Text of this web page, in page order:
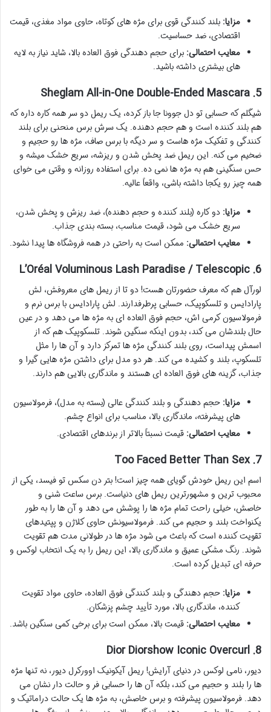
مزایا: بلند کنندگی قوی برای مژه های کوتاه، حاوی مواد مغذی، قیمت
اقتصادی، ضد حساسیت.
معایب احتمالی: برای حجم دهندگی فوق العاده بالا، شاید نیاز به لایه
های بیشتری داشته باشید.
5. Sheglam All-in-One Double-Ended Mascara
شیگلم که حسابی تو دل جوونا جا باز کرده، یک ریمل دو سر همه کاره داره که
هم بلند کننده است و هم حجم دهنده. یک سرش برس منحنی برای بلند
کنندگی و تفکیک مژه هاست و سر دیگه با برس صاف، مژه ها رو حجیم و
ضخیم می کنه. این ریمل ضد پخش شدن و ریزشه، سریع خشک میشه و
حس سنگینی هم به مژه ها نمی ده. برای استفاده روزانه و وقتی می خوای
همه چیز رو یکجا داشته باشی، واقعاً عالیه.
مزایا: دو کاره (بلند کننده و حجم دهنده)، ضد ریزش و پخش شدن،
سریع خشک می شود، قیمت مناسب، بسته بندی جذاب.
معایب احتمالی: ممکن است به راحتی در همه فروشگاه ها پیدا نشود.
6. L’Oréal Voluminous Lash Paradise / Telescopic
لورآل هم که معرف حضورتان هست! دو تا از ریمل های معروفش، لش
پارادایس و تلسکوپیک، حسابی پرطرفدارند. لش پارادایس با برس نرم و
فرمولاسیون کرمی اش، حجم فوق العاده ای به مژه ها می دهد و در عین
حال بلندشان می کند، بدون اینکه سنگین شوند. تلسکوپیک هم که از
اسمش پیداست، روی بلند کنندگی مژه ها تمرکز دارد و آن ها را مثل
تلسکوپ، بلند و کشیده می کند. هر دو مدل برای داشتن مژه هایی گیرا و
جذاب، گزینه های فوق العاده ای هستند و ماندگاری بالایی هم دارند.
مزایا: حجم دهندگی و بلند کنندگی عالی (بسته به مدل)، فرمولاسیون
های پیشرفته، ماندگاری بالا، مناسب برای انواع چشم.
معایب احتمالی: قیمت نسبتاً بالاتر از برندهای اقتصادی.
7. Too Faced Better Than Sex
اسم این ریمل خودش گویای همه چیز است! بتر دن سکس تو فیسد، یکی از
محبوب ترین و مشهورترین ریمل های دنیاست. برس ساعت شنی و
خاصش، خیلی راحت تمام مژه ها را پوشش می دهد و آن ها را به طور
یکنواخت بلند و حجیم می کند. فرمولاسیونش حاوی کلاژن و پپتیدهای
تقویت کننده است که باعث می شود مژه ها در طولانی مدت هم تقویت
شوند. رنگ مشکی عمیق و ماندگاری بالا، این ریمل را به یک انتخاب لوکس و
حرفه ای تبدیل کرده است.
مزایا: حجم دهندگی و بلند کنندگی فوق العاده، حاوی مواد تقویت
کننده، ماندگاری بالا، مورد تأیید چشم پزشکان.
معایب احتمالی: قیمت بالا، ممکن است برای برخی کمی سنگین باشد.
8. Dior Diorshow Iconic Overcurl
دیور، نامی لوکس در دنیای آرایش! ریمل آیکونیک اوورکرل دیور، نه تنها مژه
ها را بلند و حجیم می کند، بلکه آن ها را حسابی فر و حالت دار نشان می
دهد. فرمولاسیون پیشرفته و برس خاصش، به مژه ها یک حالت دراماتیک و